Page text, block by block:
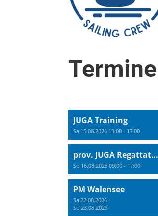
Termine
JUGA Training
Sa 15.08.2026 13:00 - 17:00
prov. JUGA Regattatraining
So 16.08.2026 09:00 - 17:00
PM Walensee
Sa 22.08.2026 -
So 23.08.2026